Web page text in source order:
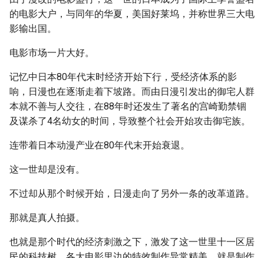
的电影大户，与同年的华夏，美国好莱坞，并称世界三大电
影输出国。
电影市场一片大好。
记忆中日本80年代末时经济开始下行，受经济体系的影
响，日漫也在逐渐走着下坡路。而由日漫引发出的御宅人群
本就不善与人交往，在88年时还发生了著名的宫崎勤禁锢
及谋杀了4名幼女的时间，导致整个社会开始攻击御宅族。
连带着日本动漫产业在80年代末开始衰退。
这一世却是没有。
不过却从那个时候开始，日漫走向了另外一条的改革道路。
那就是真人拍摄。
也就是那个时代的经济刺激之下，激发了这一世里十一区居